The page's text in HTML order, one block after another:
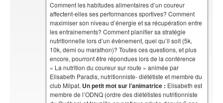
Comment les habitudes alimentaires d’un coureur
affectent-elles ses performances sportives? Comment
maximiser son niveau d’énergie et sa récupération entre
les entrainements? Comment planifier sa stratégie
nutritionnelle lors d’un évènement, quel qu’il soit (5k,
10k, demi ou marathon)? Toutes ces questions, et plus
encore, pourront être répondues lors de la conférence
« La nutrition du coureur sur route » animée par
Elisabeth Paradis, nutritionniste- diététiste et membre du
club Milpat. Un petit mot sur l’animatrice : Elisabeth est
membre de l’ODNQ (ordre des diététistes nutritionniste